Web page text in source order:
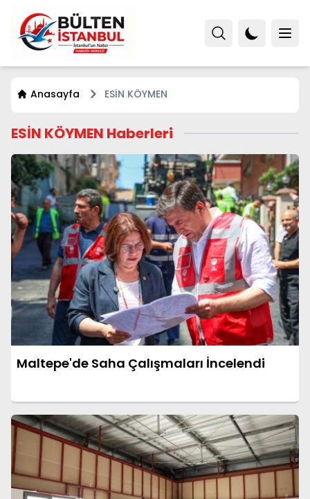
Anasayfa ESİN KÖYMEN
ESİN KÖYMEN Haberleri
Maltepe'de Saha Çalışmaları İncelendi